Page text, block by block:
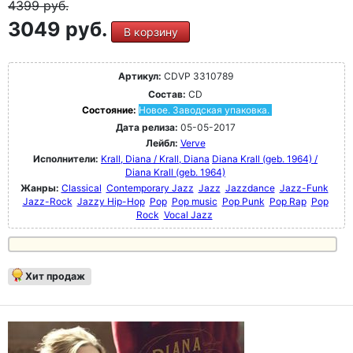
4399руб.
3049 руб. В корзину
Артикул: CDVP 3310789
Состав: CD
Состояние: Новое. Заводская упаковка.
Дата релиза: 05-05-2017
Лейбл: Verve
Исполнители: Krall, Diana / Krall, Diana Diana Krall (geb. 1964) /
Diana Krall (geb. 1964)
Жанры: Classical Contemporary Jazz Jazz Jazzdance Jazz-Funk
Jazz-Rock Jazzy Hip-Hop Pop Pop music Pop Punk Pop Rap Pop
Rock Vocal Jazz
Хит продаж